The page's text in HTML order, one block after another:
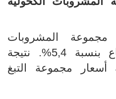
المشروبات
الكحولية والتبغ ارتفاع بنسبة 5,4%. نتيجة
أسعار مجموعة التبغ